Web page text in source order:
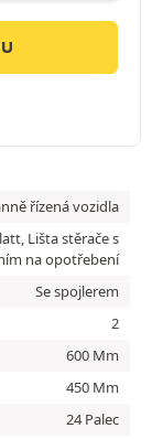
řízená vozidla
Lišta stěrače s
na opotřebení
Se spojlerem
2
600 Mm
450 Mm
24 Palec